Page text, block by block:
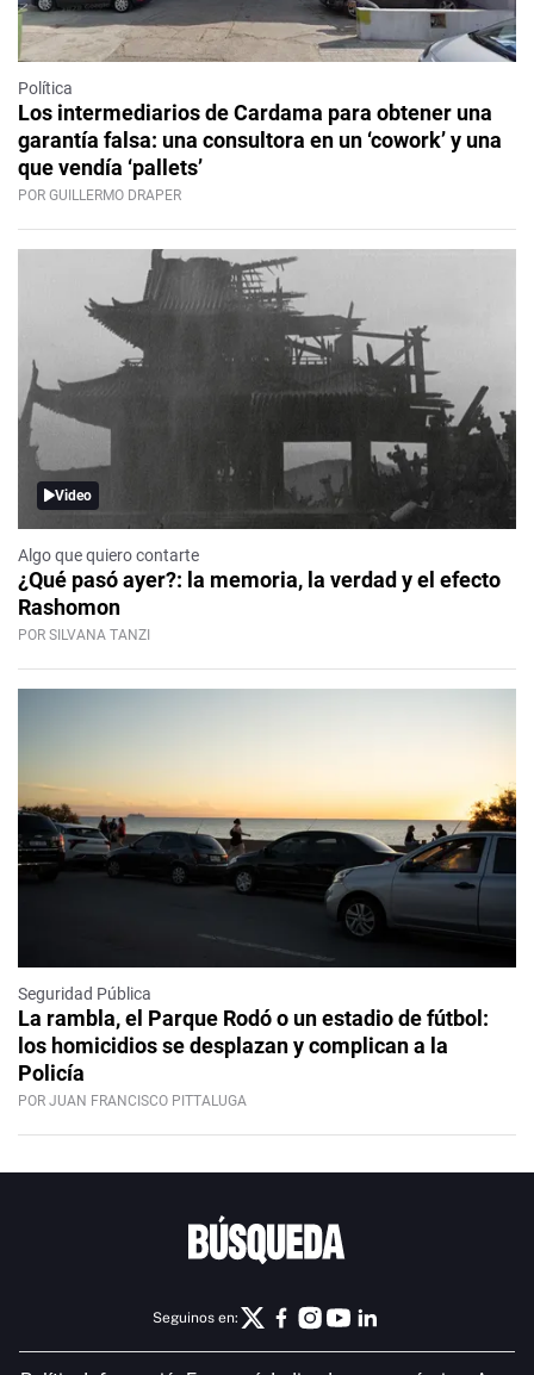
Política
Los intermediarios de Cardama para obtener una
garantía falsa: una consultora en un ‘cowork’ y una
que vendía ‘pallets’
POR GUILLERMO DRAPER
Video
Algo que quiero contarte
¿Qué pasó ayer?: la memoria, la verdad y el efecto
Rashomon
POR SILVANA TANZI
Seguridad Pública
La rambla, el Parque Rodó o un estadio de fútbol:
los homicidios se desplazan y complican a la
Policía
POR JUAN FRANCISCO PITTALUGA
Seguinos en: